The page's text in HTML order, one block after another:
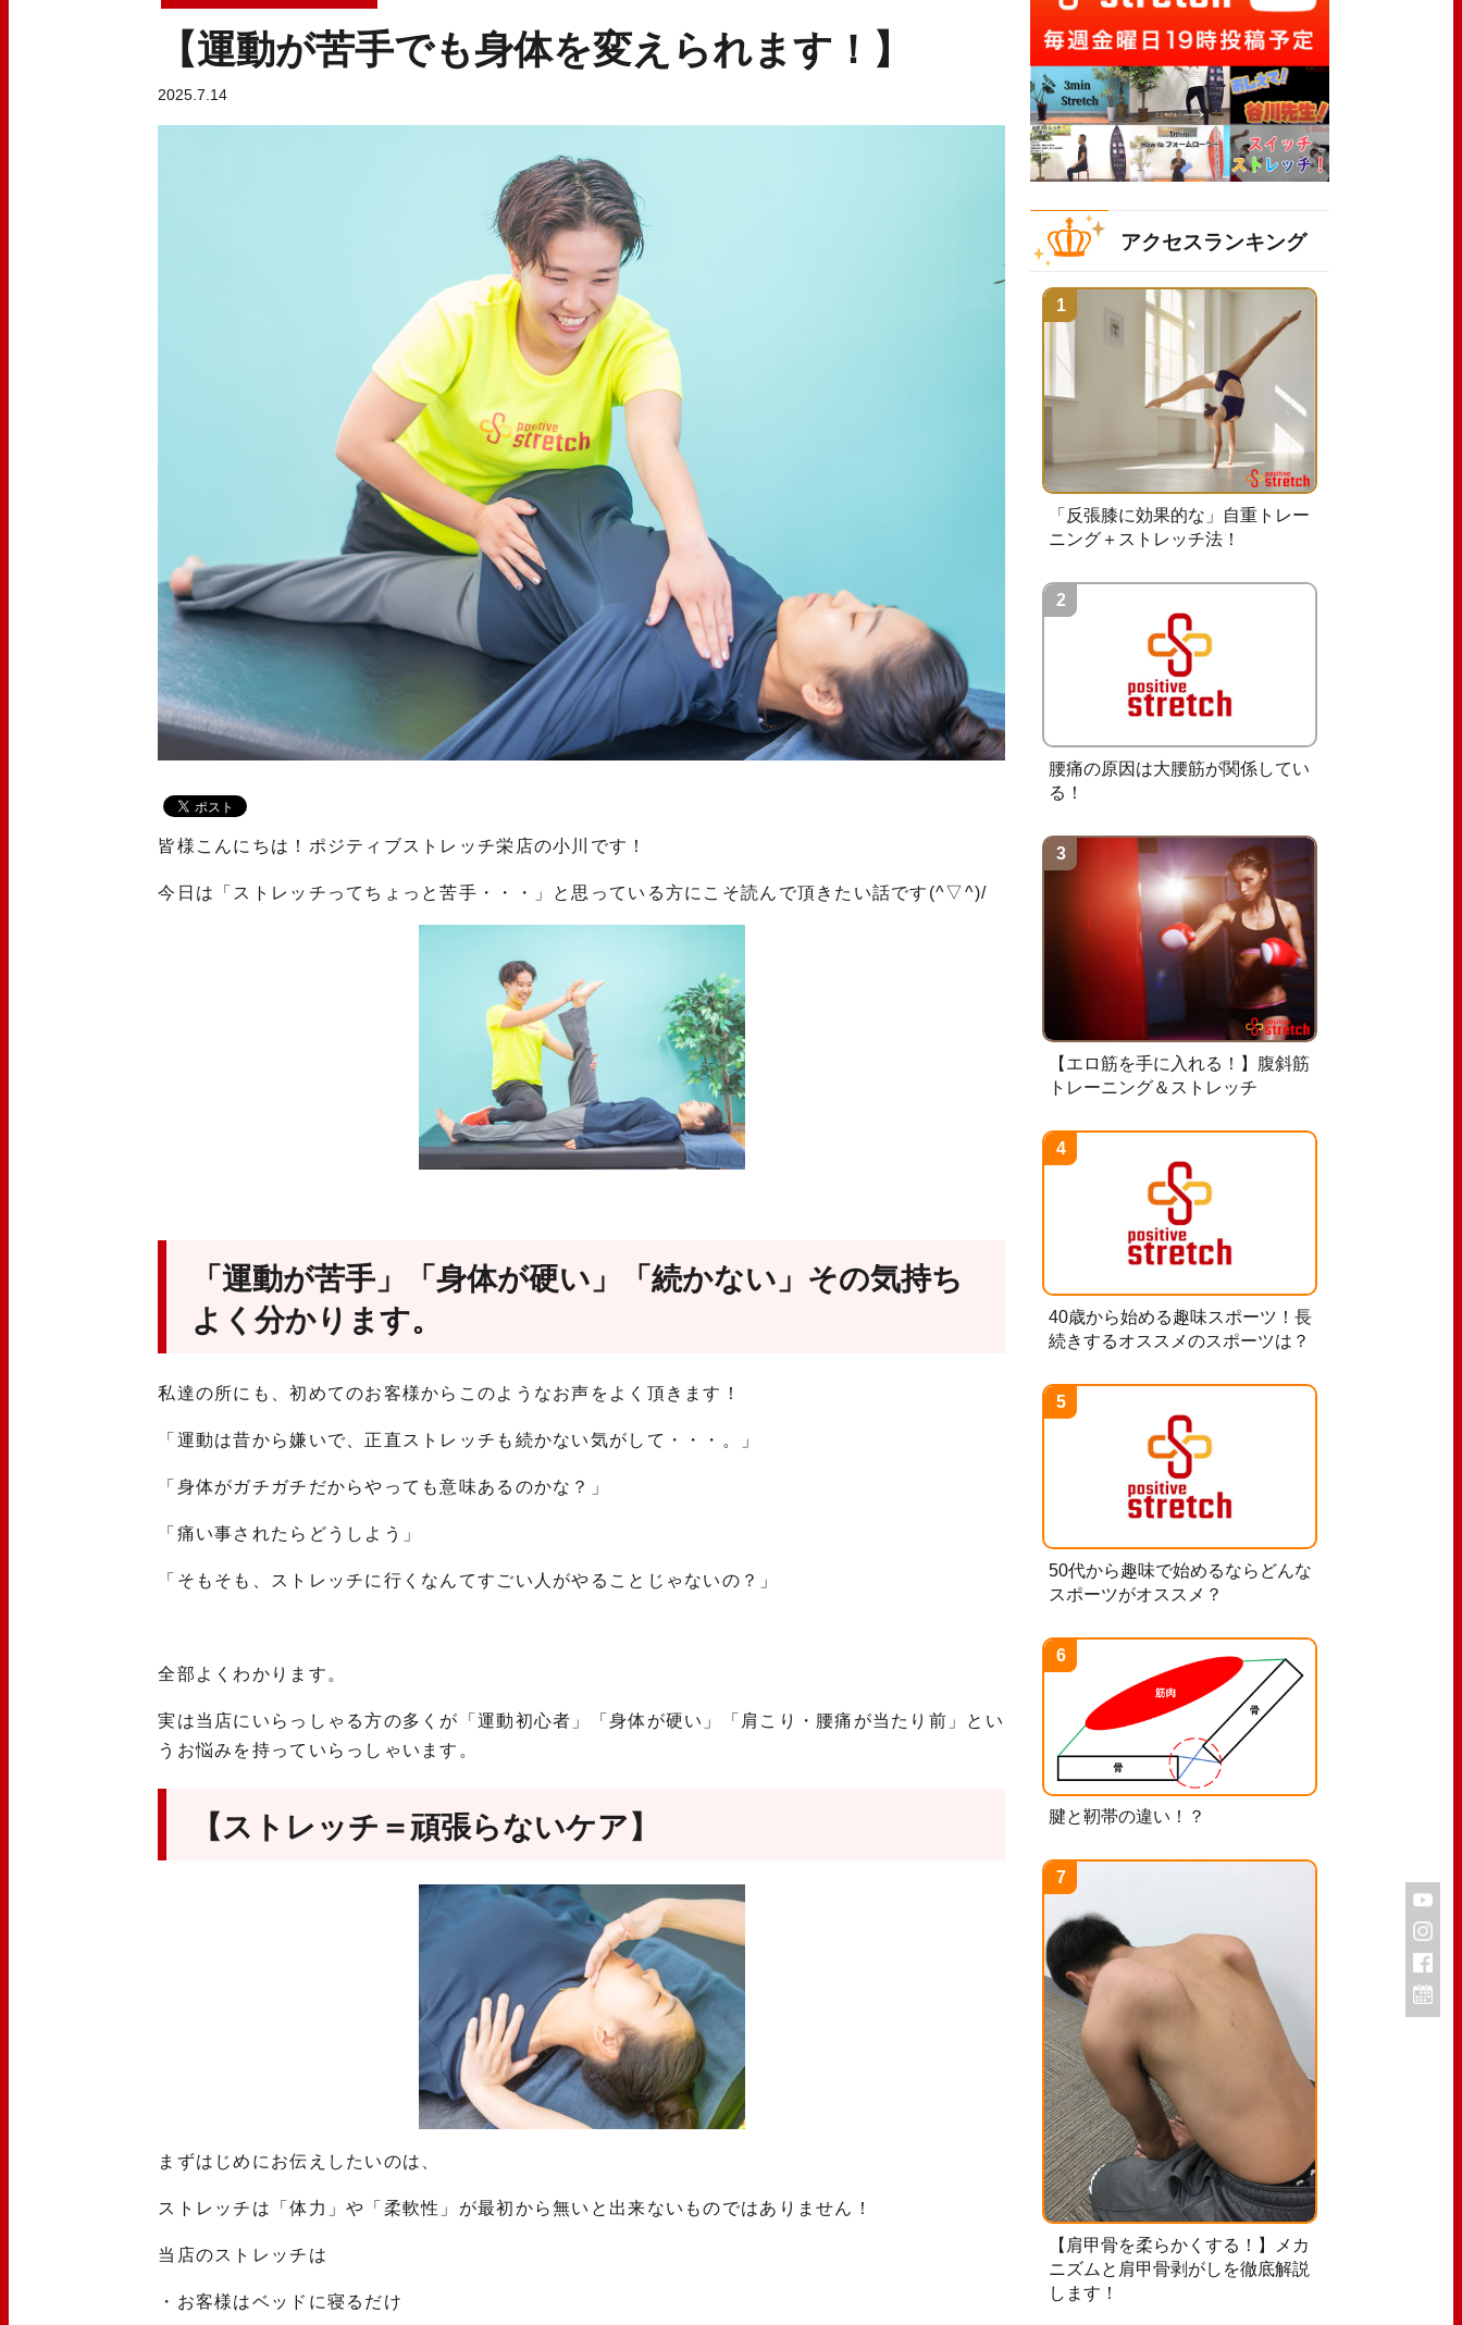
【運動が苦手でも身体を変えられます！】
2025.7.14
皆様こんにちは！ポジティブストレッチ栄店の小川です！
今日は「ストレッチってちょっと苦手・・・」と思っている方にこそ読んで頂きたい話です(^▽^)/
「運動が苦手」「身体が硬い」「続かない」その気持ち
よく分かります。
私達の所にも、初めてのお客様からこのようなお声をよく頂きます！
「運動は昔から嫌いで、正直ストレッチも続かない気がして・・・。」
「身体がガチガチだからやっても意味あるのかな？」
「痛い事されたらどうしよう」
「そもそも、ストレッチに行くなんてすごい人がやることじゃないの？」
全部よくわかります。
実は当店にいらっしゃる方の多くが「運動初心者」「身体が硬い」「肩こり・腰痛が当たり前」とい
うお悩みを持っていらっしゃいます。
【ストレッチ＝頑張らないケア】
まずはじめにお伝えしたいのは、
ストレッチは「体力」や「柔軟性」が最初から無いと出来ないものではありません！
当店のストレッチは
・お客様はベッドに寝るだけ
アクセスランキング
「反張膝に効果的な」自重トレー
ニング＋ストレッチ法！
腰痛の原因は大腰筋が関係してい
る！
【エロ筋を手に入れる！】腹斜筋
トレーニング＆ストレッチ
40歳から始める趣味スポーツ！長
続きするオススメのスポーツは？
50代から趣味で始めるならどんな
スポーツがオススメ？
腱と靭帯の違い！？
【肩甲骨を柔らかくする！】メカ
ニズムと肩甲骨剥がしを徹底解説
します！